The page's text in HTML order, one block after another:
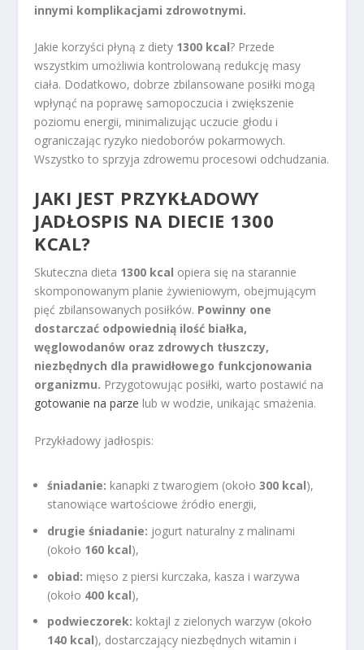
innymi komplikacjami zdrowotnymi.
Jakie korzyści płyną z diety 1300 kcal? Przede
wszystkim umożliwia kontrolowaną redukcję masy
ciała. Dodatkowo, dobrze zbilansowane posiłki mogą
wpłynąć na poprawę samopoczucia i zwiększenie
poziomu energii, minimalizując uczucie głodu i
ograniczając ryzyko niedoborów pokarmowych.
Wszystko to sprzyja zdrowemu procesowi odchudzania.
JAKI JEST PRZYKŁADOWY
JADŁOSPIS NA DIECIE 1300
KCAL?
Skuteczna dieta 1300 kcal opiera się na starannie
skomponowanym planie żywieniowym, obejmującym
pięć zbilansowanych posiłków. Powinny one
dostarczać odpowiednią ilość białka,
węglowodanów oraz zdrowych tłuszczy,
niezbędnych dla prawidłowego funkcjonowania
organizmu. Przygotowując posiłki, warto postawić na
gotowanie na parze lub w wodzie, unikając smażenia.
Przykładowy jadłospis:
śniadanie: kanapki z twarogiem (około300 kcal),
stanowiące wartościowe źródło energii,
drugie śniadanie: jogurt naturalny z malinami
(około 160 kcal),
obiad: mięso z piersi kurczaka, kasza i warzywa
(około 400 kcal),
podwieczorek: koktajl z zielonych warzyw (około
140 kcal), dostarczający niezbędnych witamin i